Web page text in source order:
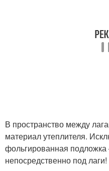
В пространство между
материал утеплителя.
фольгированная подложка
непосредственно под лаги!